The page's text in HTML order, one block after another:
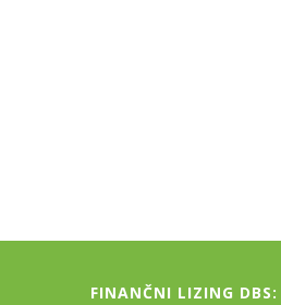
FINANČNI LIZING DBS: